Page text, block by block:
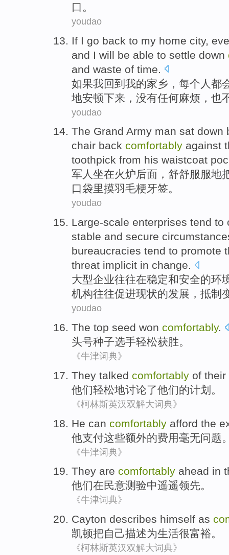
口。
youdao
If I go back to my home city,
and I will be able to settle down
and waste of time
如果我回到 我的家乡 ， 每个人 都
地安顿下来 ， 没有任何麻烦 ，也
youdao
The Grand Army man sat down
chair back comfortably against
toothpick from his waistcoat
军人 坐在火炉后面 ， 舒舒服服地
口袋里摸羽毛梗牙签。
youdao
Large-scale enterprises tend to
stable and secure
bureaucracies tend to promote
threat implicit in change.
大型企业往往在稳定和安全的环
机构往往促进现状的发展， 抵制
youdao
The top seed won comfortably.
头号种子选手轻松获胜。
《牛津词典》
They talked comfortably of their
他们轻松地讨论了他们的计划 。
《柯林斯英汉双解大词典》
He can comfortably afford the
他支付这些额外的费用毫无问题
《牛津词典》
They are comfortably ahead in
他们在民意测验中遥遥领先。
《牛津词典》
Cayton describes himself as
凯顿把自己描述为生活很富裕。
《柯林斯英汉双解大词典》